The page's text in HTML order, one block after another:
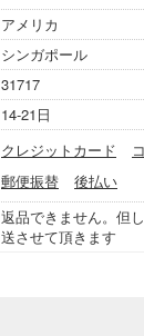
アメリカ
シンガポール
31717
14-21日
クレジットカード
郵便振替
後払い
返品できません。但
送させて頂きます